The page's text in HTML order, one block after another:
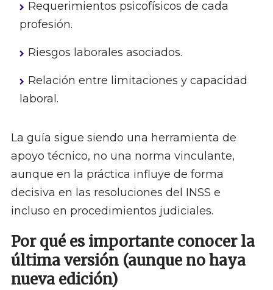
Requerimientos psicofísicos de cada
profesión.
Riesgos laborales asociados.
Relación entre limitaciones y capacidad
laboral.
La guía sigue siendo una herramienta de
apoyo técnico, no una norma vinculante,
aunque en la práctica influye de forma
decisiva en las resoluciones del INSS e
incluso en procedimientos judiciales.
Por qué es importante conocer la
última versión (aunque no haya
nueva edición)